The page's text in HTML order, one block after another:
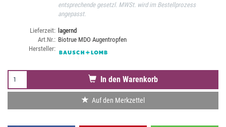
entsprechende gesetzl. MWSt. wird im Bestellprozess
angepasst.
Lieferzeit: lagernd
Art.Nr.: Biotrue MDO Augentropfen
Hersteller:
In den Warenkorb
Auf den Merkzettel